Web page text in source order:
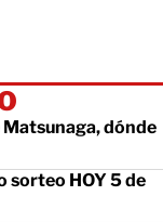
Matsunaga, dónde
sorteo HOY 5 de